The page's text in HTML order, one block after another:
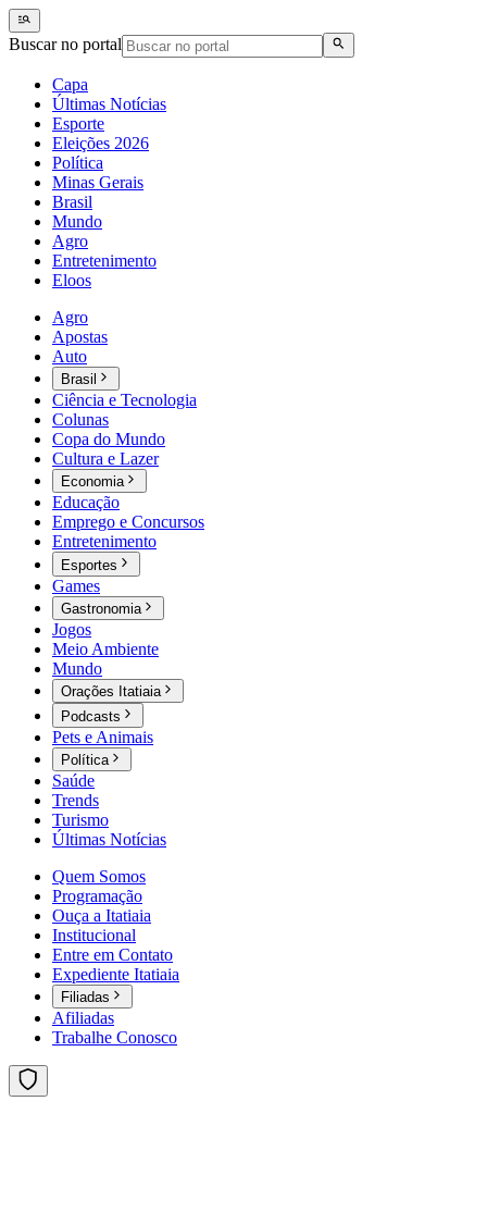
Buscar no portal
Capa
Últimas Notícias
Esporte
Eleições 2026
Política
Minas Gerais
Brasil
Mundo
Agro
Entretenimento
Eloos
Agro
Apostas
Auto
Brasil
Ciência e Tecnologia
Colunas
Copa do Mundo
Cultura e Lazer
Economia
Educação
Emprego e Concursos
Entretenimento
Esportes
Games
Gastronomia
Jogos
Meio Ambiente
Mundo
Orações Itatiaia
Podcasts
Pets e Animais
Política
Saúde
Trends
Turismo
Últimas Notícias
Quem Somos
Programação
Ouça a Itatiaia
Institucional
Entre em Contato
Expediente Itatiaia
Filiadas
Afiliadas
Trabalhe Conosco